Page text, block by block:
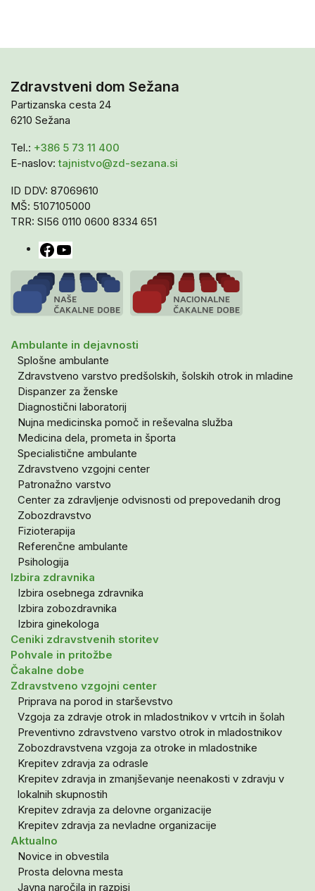
Zdravstveni dom Sežana
Partizanska cesta 24
6210 Sežana
Tel.: +386 5 73 11 400
E-naslov:tajnistvo@zd-sezana.si
ID DDV: 87069610
MŠ: 5107105000
TRR: SI56 0110 0600 8334 651
Facebook
Ambulante in dejavnosti
Splošne ambulante
Zdravstveno varstvo predšolskih, šolskih otrok in mladine
Dispanzer za ženske
Diagnostični laboratorij
Nujna medicinska pomoč in reševalna služba
Medicina dela, prometa in športa
Specialistične ambulante
Zdravstveno vzgojni center
Patronažno varstvo
Center za zdravljenje odvisnosti od prepovedanih drog
Zobozdravstvo
Fizioterapija
Referenčne ambulante
Psihologija
Izbira zdravnika
Izbira osebnega zdravnika
Izbira zobozdravnika
Izbira ginekologa
Ceniki zdravstvenih storitev
Pohvale in pritožbe
Čakalne dobe
Zdravstveno vzgojni center
Priprava na porod in starševstvo
Vzgoja za zdravje otrok in mladostnikov v vrtcih in šolah
Preventivno zdravstveno varstvo otrok in mladostnikov
Zobozdravstvena vzgoja za otroke in mladostnike
Krepitev zdravja za odrasle
Krepitev zdravja in zmanjševanje neenakosti v zdravju v
lokalnih skupnostih
Krepitev zdravja za delovne organizacije
Krepitev zdravja za nevladne organizacije
Aktualno
Novice in obvestila
Prosta delovna mesta
Javna naročila in razpisi